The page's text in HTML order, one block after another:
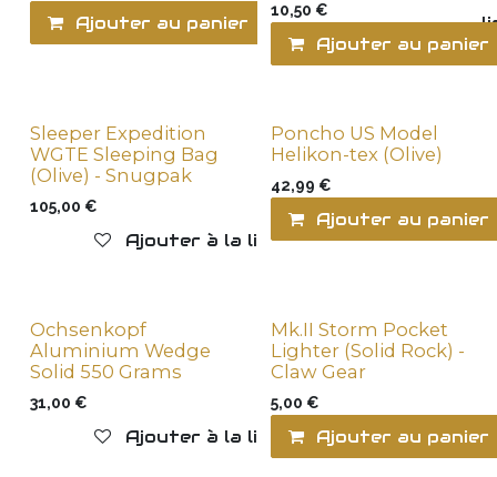
Ajouter au panier Ajouter à la
10,50 €
Ajouter au panier
Sleeper Expedition
WGTE Sleeping Bag
(Olive) - Snugpak
105,00 €
Ajouter à la liste de souhaits
Poncho US Model
Helikon-tex (Olive)
42,99 €
Ajouter au panier
Ochsenkopf
Aluminium Wedge
Solid 550 Grams
31,00 €
Ajouter à la liste de souhaits
Mk.II Storm Pocket
Lighter (Solid Rock) -
Claw Gear
5,00 €
Ajouter au panier